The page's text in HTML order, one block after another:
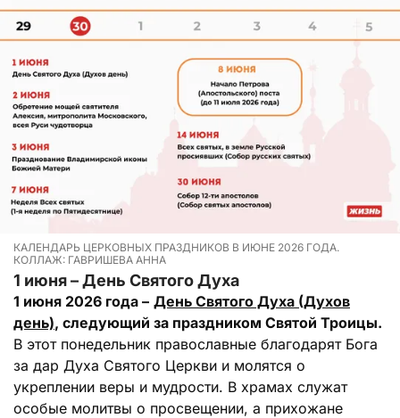
КАЛЕНДАРЬ ЦЕРКОВНЫХ ПРАЗДНИКОВ В ИЮНЕ 2026 ГОДА.
КОЛЛАЖ: ГАВРИШЕВА АННА
1 июня – День Святого Духа
1 июня 2026 года – День Святого Духа (Духов
день), следующий за праздником Святой Троицы.
В этот понедельник православные благодарят Бога
за дар Духа Святого Церкви и молятся о
укреплении веры и мудрости. В храмах служат
особые молитвы о просвещении, а прихожане